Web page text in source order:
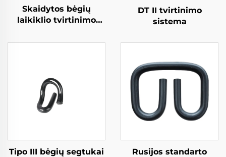
Skaidytos bėgių
laikiklio tvirtinimo
DT II tvirtinimo
sistema
Tipo III bėgių segtukai
Rusijos standarto